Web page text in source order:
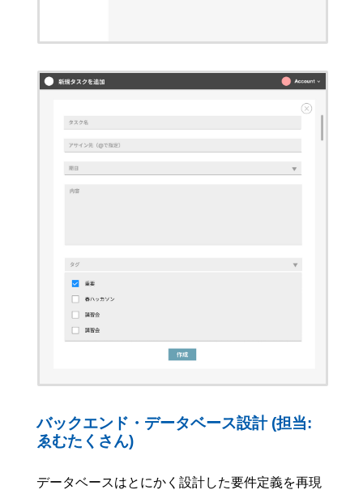
バックエンド・データベース設計 (担当:
ゑむたくさん)
データベースはとにかく設計した要件定義を再現